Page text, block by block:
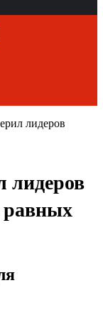
лидеров
лидеров
равных